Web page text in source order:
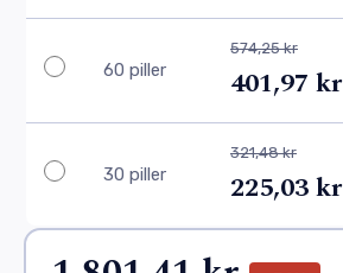
60 piller
574,25 kr
401,97 kr
30 piller
321,48 kr
225,03 kr